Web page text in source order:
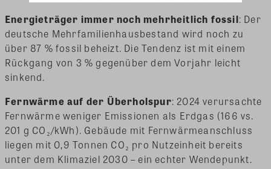
Energieträger immer noch mehrheitlich fossil: Der
deutsche Mehrfamilienhausbestand wird noch zu
über 87 % fossil beheizt. Die Tendenz ist mit einem
Rückgang von 3 % gegenüber dem Vorjahr leicht
sinkend.
Fernwärme auf der Überholspur: 2024 verursachte
Fernwärme weniger Emissionen als Erdgas (166 vs.
201 g CO₂/kWh). Gebäude mit Fernwärmeanschluss
liegen mit 0,9 Tonnen CO₂ pro Nutzeinheit bereits
unter dem Klimaziel 2030 – ein echter Wendepunkt.